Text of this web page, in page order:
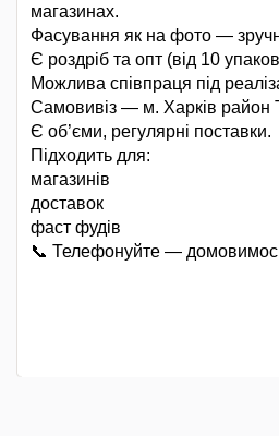
магазинах.
Фасування як на фото —
Є роздріб та опт (від 10
Можлива співпраця під
Самовивіз — м. Харків
Є об’єми, регулярні поставки.
Підходить для:
магазинів
доставок
фаст фудів
📞 Телефонуйте —